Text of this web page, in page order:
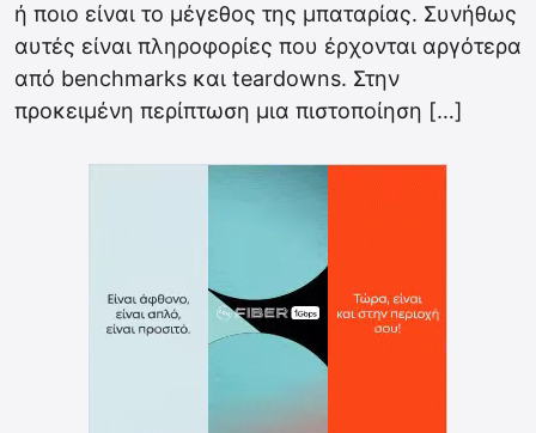
ή ποιο είναι το μέγεθος της μπαταρίας. Συνήθως
αυτές είναι πληροφορίες που έρχονται αργότερα
από benchmarks και teardowns. Στην
προκειμένη περίπτωση μια πιστοποίηση […]